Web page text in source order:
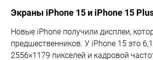
Экраны iPhone 15 и iPhone 15
Новые iPhone получили дисплеи,
предшественников. У iPhone 15 это
2556×1179 пикселей и кадровой